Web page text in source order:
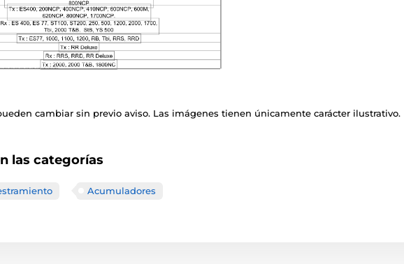
cambiar sin previo aviso. Las imágenes tienen únicamente carácter ilustrativo.
las categorías
Acumuladores